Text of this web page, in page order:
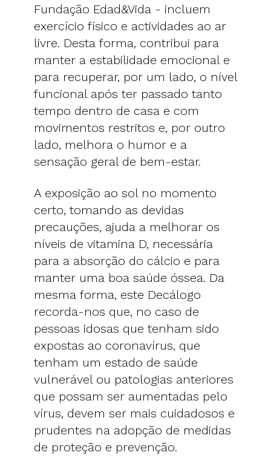
Fundação Edad&Vida - incluem
exercício físico e actividades ao ar
livre. Desta forma, contribui para
manter a estabilidade emocional e
para recuperar, por um lado, o nível
funcional após ter passado tanto
tempo dentro de casa e com
movimentos restritos e, por outro
lado, melhora o humor e a
sensação geral de bem-estar.
A exposição ao sol no momento
certo, tomando as devidas
precauções, ajuda a melhorar os
níveis de vitamina D, necessária
para a absorção do cálcio e para
manter uma boa saúde óssea. Da
mesma forma, este Decálogo
recorda-nos que, no caso de
pessoas idosas que tenham sido
expostas ao coronavírus, que
tenham um estado de saúde
vulnerável ou patologias anteriores
que possam ser aumentadas pelo
vírus, devem ser mais cuidadosos e
prudentes na adopção de medidas
de proteção e prevenção.